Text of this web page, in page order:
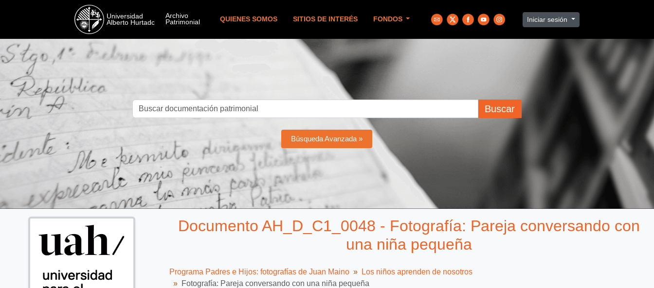
QUIENES SOMOS SITIOS DE INTERÉS FONDOS Iniciar sesión
Buscar
Búsqueda Avanzada »
Documento AH_D_C1_0048 - Fotografía: Pareja conversando con
una niña pequeña
Programa Padres e Hijos: fotografías de Juan Maino
Los niños aprenden de nosotros
Fotografía: Pareja conversando con una niña pequeña